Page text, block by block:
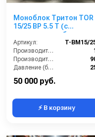
Моноблок Тритон TOR
15/25 ВР 5.5 T (с
манометром, без
электрики)
Артикул:
T-BM15/
Производительность (л/мин):
Производительность (л/ч):
Давление (бар):
Напряжение (В):
50 000 руб.
⚡ В корзину